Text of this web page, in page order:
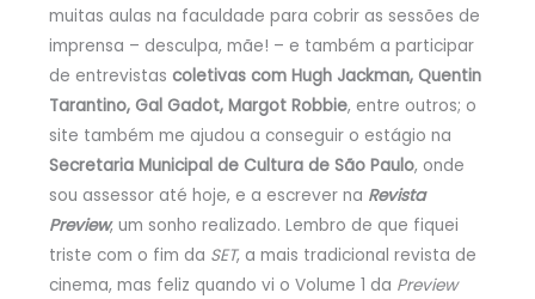
muitas aulas na faculdade para cobrir as sessões de
imprensa – desculpa, mãe! – e também a participar
de entrevistas coletivas com Hugh Jackman, Quentin
Tarantino, Gal Gadot, Margot Robbie, entre outros; o
site também me ajudou a conseguir o estágio na
Secretaria Municipal de Cultura de São Paulo, onde
sou assessor até hoje, e a escrever na Revista
Preview, um sonho realizado. Lembro de que fiquei
triste com o fim da SET, a mais tradicional revista de
cinema, mas feliz quando vi o Volume 1 da Preview